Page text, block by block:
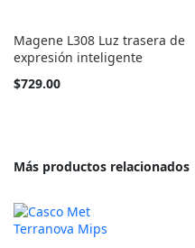
Magene L308 Luz trasera de
expresión inteligente
$729.00
Más productos relacionados